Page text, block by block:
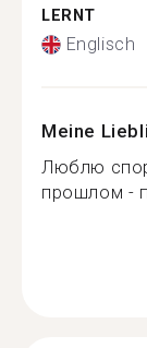
LERNT
Englisch
Meine
Люблю
прошлом -